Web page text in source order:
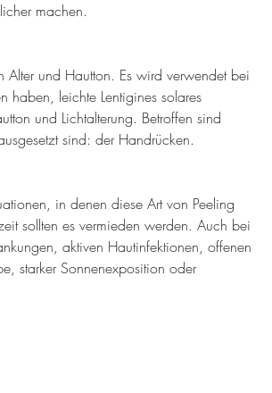
machen.
und Hautton. Es wird verwendet bei
haben, leichte Lentigines solares
und Lichtalterung. Betroffen sind
sind: der Handrücken.
in denen diese Art von Peeling
sollten es vermieden werden. Auch bei
aktiven Hautinfektionen, offenen
starker Sonnenexposition oder